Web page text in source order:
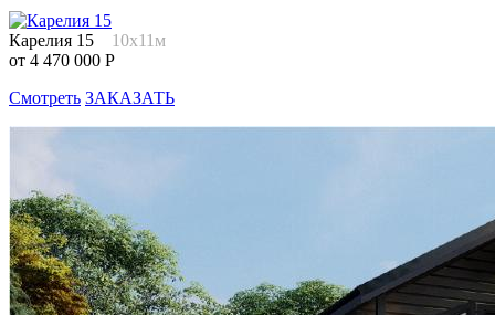
Карелия 15
10х11м
от 4 470 000 Р
Смотреть ЗАКАЗАТЬ